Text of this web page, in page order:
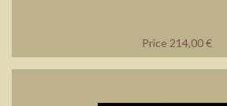
Price 214,00 €